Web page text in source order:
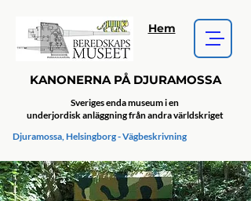
KANONERNA PÅ DJURAMOSSA
Djuramossa, Helsingborg - Vägbeskrivning
Sveriges enda museum i en
underjordisk anläggning från andra världskriget
Hem